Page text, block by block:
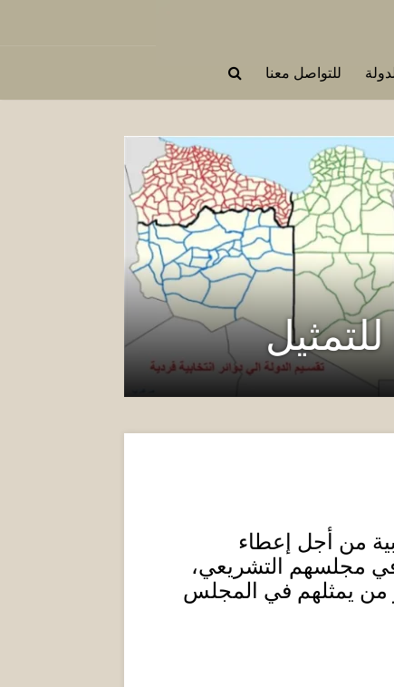
للتواصل معنا
من أجل إعطاء
في مجلسهم التشريعي،
من يمثلهم في المجلس